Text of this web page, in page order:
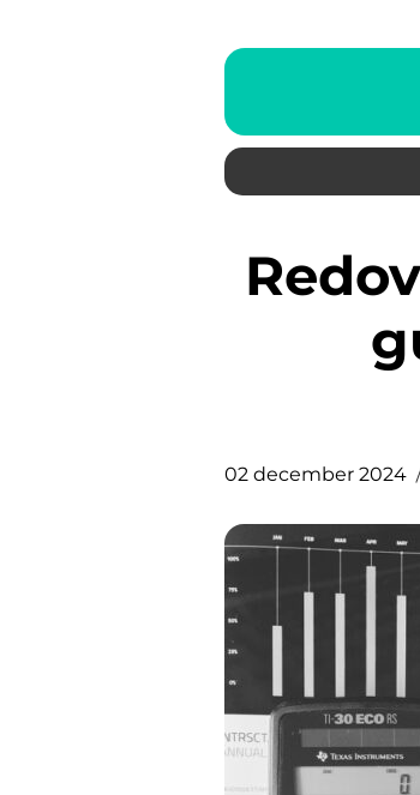
Redovisning i Stockholm: Din
02 december 2024